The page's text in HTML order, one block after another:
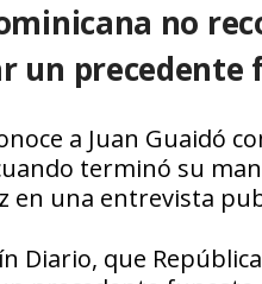
no
un
a Juan Guaidó
terminó su
en una entrevista
Diario, que